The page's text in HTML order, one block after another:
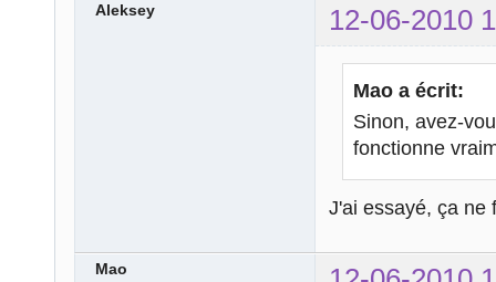
Aleksey 12-06-2010
Mao a écrit:
Sinon, avez-
fonctionne
J'ai essayé, ça ne
Mao